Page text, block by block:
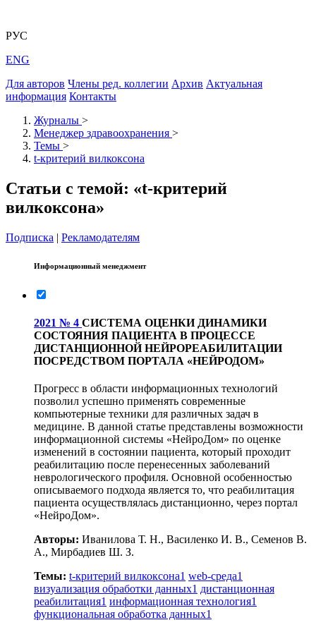
РУС
ENG
Для авторов Члены ред. коллегии Архив Актуальная
информация Контакты
Журналы >
Менеджер здравоохранения >
Темы >
t-критерий вилкоксона
Статьи с темой: «t-критерий
вилкоксона»
Подписка | Рекламодателям
Информационный менеджмент
2021 № 4 СИСТЕМА ОЦЕНКИ ДИНАМИКИ
СОСТОЯНИЯ ПАЦИЕНТА В ПРОЦЕССЕ
ДИСТАНЦИОННОЙ НЕЙРОРЕАБИЛИТАЦИИ
ПОСРЕДСТВОМ ПОРТАЛА «НЕЙРОДОМ»
Прогресс в области информационных технологий
позволил успешно применять современные
компьютерные техники для различных задач в
медицине. В данной статье представлены возможности
информационной системы «НейроДом» по оценке
изменений в состоянии пациента, который проходит
реабилитацию после перенесенных заболеваний
неврологического профиля. Основной особенностью
описываемого подхода является то, что реабилитация
пациента осуществлялась дистанционно, через портал
«НейроДом».
Авторы: Иванилова Т. Н., Василенко И. В., Семенов В.
А., Мирбадиев Ш. З.
Темы: t-критерий вилкоксона1 web-среда1
визуализация обработки данных1 дистанционная
реабилитация1 информационная технология1
функциональная обработка данных1